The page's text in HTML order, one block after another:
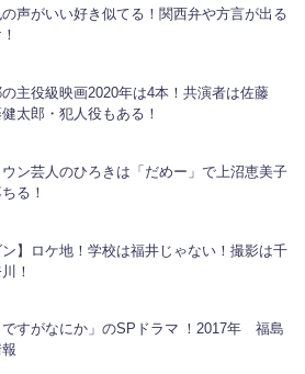
声がいい好き似てる！関西弁や方言が出る
主役級映画2020年は4本！共演者は佐藤
太郎・犯人役もある！
ウン芸人のひろきは「だめー」で上沼恵美子
る！
ン】ロケ地！学校は福井じゃない！撮影は千
！
ですがなにか」のSPドラマ ！2017年 福島